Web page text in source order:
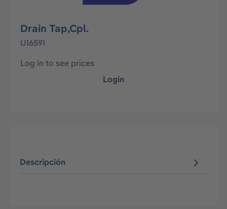
Drain Tap,Cpl.
U16591
Log in to see prices
Login
Descripción